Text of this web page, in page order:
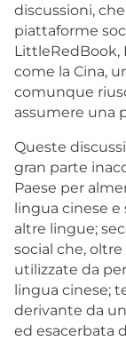
discussioni,
piattaforme
LittleRedBook,
come la Cina,
comunque
assumere una
Queste
gran parte
Paese per
lingua cinese
altre lingue;
social che,
utilizzate da
lingua cinese;
derivante da
ed esacerbata